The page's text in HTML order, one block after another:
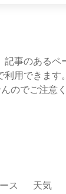
記事のあるペ
用できます。
のでご注意く
ス 天気